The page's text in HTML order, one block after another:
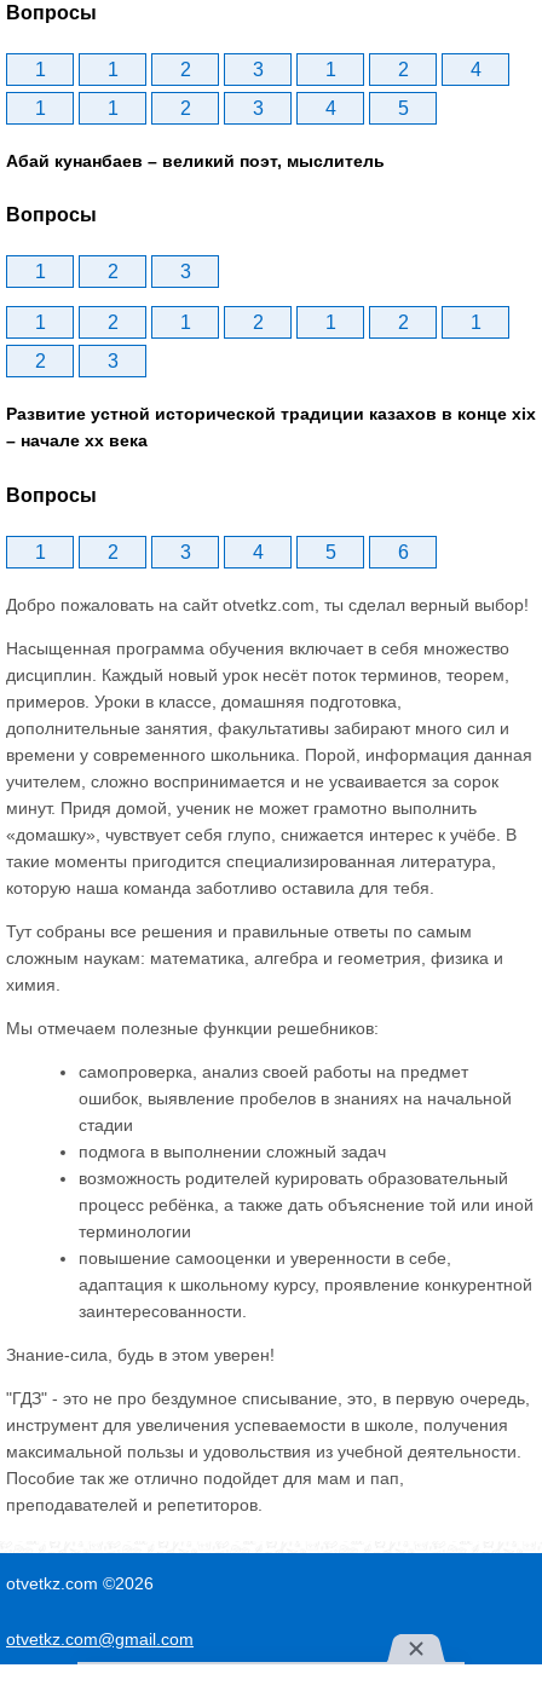
Вопросы
1 1 2 3 1 2
4
1
1 2 3 4 5
Абай кунанбаев – великий поэт, мыслитель
Вопросы
1 2 3
1 2 1 2 1 2
1
2
3
Развитие устной исторической традиции казахов в конце xіх
– начале хх века
Вопросы
1 2 3 4 5 6
Добро пожаловать на сайт otvetkz.com, ты сделал верный выбор!
Насыщенная программа обучения включает в себя множество
дисциплин. Каждый новый урок несёт поток терминов, теорем,
примеров. Уроки в классе, домашняя подготовка,
дополнительные занятия, факультативы забирают много сил и
времени у современного школьника. Порой, информация данная
учителем, сложно воспринимается и не усваивается за сорок
минут. Придя домой, ученик не может грамотно выполнить
«домашку», чувствует себя глупо, снижается интерес к учёбе. В
такие моменты пригодится специализированная литература,
которую наша команда заботливо оставила для тебя.
Тут собраны все решения и правильные ответы по самым
сложным наукам: математика, алгебра и геометрия, физика и
химия.
Мы отмечаем полезные функции решебников:
самопроверка, анализ своей работы на предмет
ошибок, выявление пробелов в знаниях на начальной
стадии
подмога в выполнении сложный задач
возможность родителей курировать образовательный
процесс ребёнка, а также дать объяснение той или иной
терминологии
повышение самооценки и уверенности в себе,
адаптация к школьному курсу, проявление конкурентной
заинтересованности.
Знание-сила, будь в этом уверен!
"ГДЗ" - это не про бездумное списывание, это, в первую очередь,
инструмент для увеличения успеваемости в школе, получения
максимальной пользы и удовольствия из учебной деятельности.
Пособие так же отлично подойдет для мам и пап,
преподавателей и репетиторов.
otvetkz.com ©2026
otvetkz.com@gmail.com